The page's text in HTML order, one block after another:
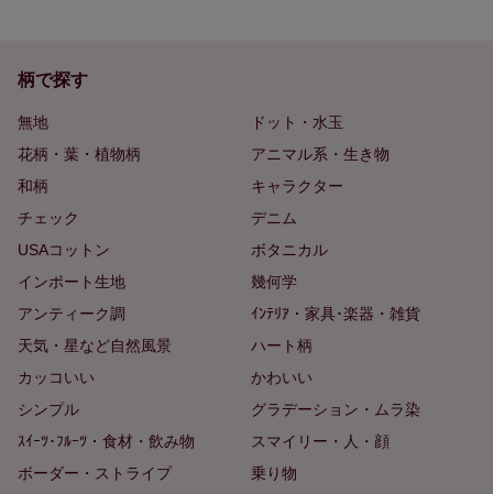
柄で探す
無地
ドット・水玉
花柄・葉・植物柄
アニマル系・生き物
和柄
キャラクター
チェック
デニム
USAコットン
ボタニカル
インポート生地
幾何学
アンティーク調
ｲﾝﾃﾘｱ・家具･楽器・雑貨
天気・星など自然風景
ハート柄
カッコいい
かわいい
シンプル
グラデーション・ムラ染
ｽｲｰﾂ･ﾌﾙｰﾂ・食材・飲み物
スマイリー・人・顔
ボーダー・ストライプ
乗り物